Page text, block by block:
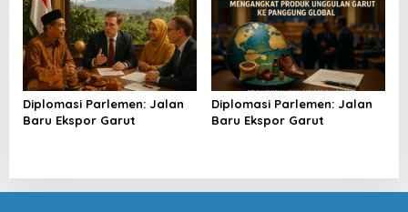
Diplomasi Parlemen: Jalan
Baru Ekspor Garut
Diplomasi Parlemen: Jalan
Baru Ekspor Garut